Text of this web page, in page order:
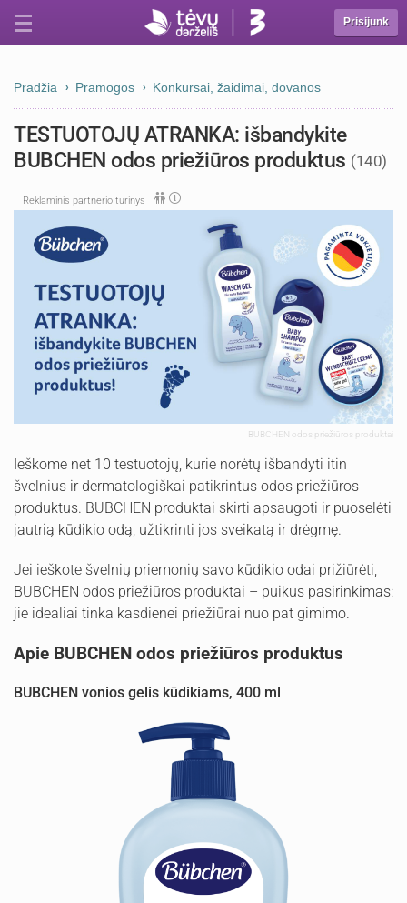
Prisijunk
Pradžia Pramogos Konkursai, žaidimai, dovanos
TESTUOTOJŲ ATRANKA: išbandykite
BUBCHEN odos priežiūros produktus (140)
Reklaminis partnerio turinys
BUBCHEN odos priežiūros produktai
Ieškome net 10 testuotojų, kurie norėtų išbandyti itin
švelnius ir dermatologiškai patikrintus odos priežiūros
produktus. BUBCHEN produktai skirti apsaugoti ir puoselėti
jautrią kūdikio odą, užtikrinti jos sveikatą ir drėgmę.
Jei ieškote švelnių priemonių savo kūdikio odai prižiūrėti,
BUBCHEN odos priežiūros produktai – puikus pasirinkimas:
jie idealiai tinka kasdienei priežiūrai nuo pat gimimo.
Apie BUBCHEN odos priežiūros produktus
BUBCHEN vonios gelis kūdikiams, 400 ml